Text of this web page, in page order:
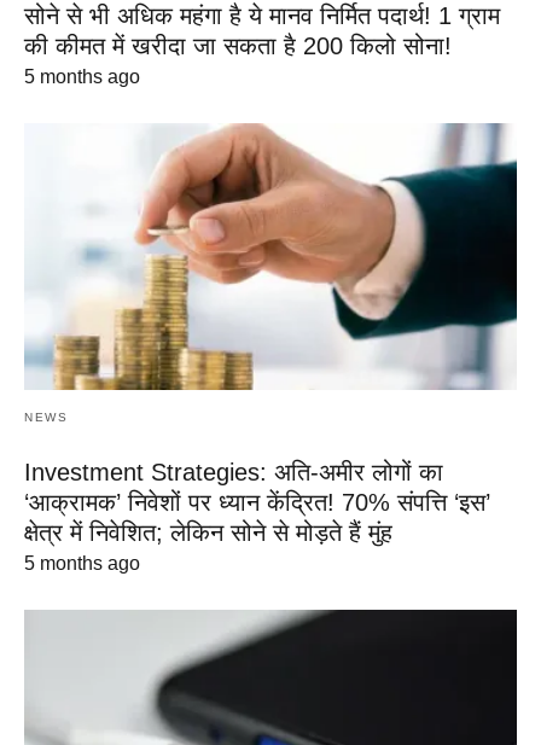
सोने से भी अधिक महंगा है ये मानव निर्मित पदार्थ! 1 ग्राम
की कीमत में खरीदा जा सकता है 200 किलो सोना!
5 months ago
NEWS
Investment Strategies: अति-अमीर लोगों का
‘आक्रामक’ निवेशों पर ध्यान केंद्रित! 70% संपत्ति ‘इस’
क्षेत्र में निवेशित; लेकिन सोने से मोड़ते हैं मुंह
5 months ago